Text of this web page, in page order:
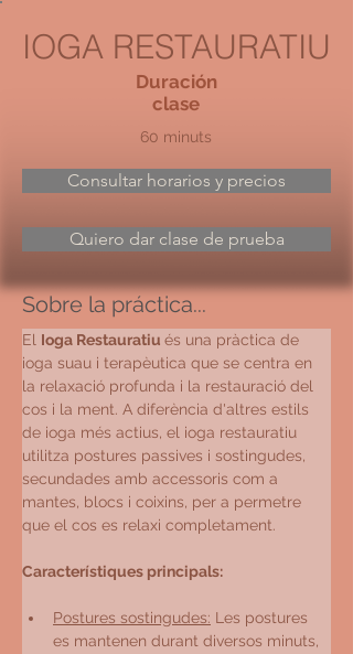
IOGA RESTAURATIU
Duración
clase
60 minuts
Consultar horarios y precios
Quiero dar clase de prueba
Sobre la práctica...
El Ioga Restauratiu és una pràctica de
ioga suau i terapèutica que se centra en
la relaxació profunda i la restauració del
cos i la ment. A diferència d'altres estils
de ioga més actius, el ioga restauratiu
utilitza postures passives i sostingudes,
secundades amb accessoris com a
mantes, blocs i coixins, per a permetre
que el cos es relaxi completament.
Característiques principals:
Postures sostingudes: Les postures
es mantenen durant diversos minuts,